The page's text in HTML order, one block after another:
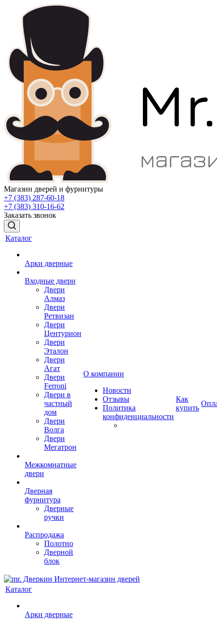
Магазин дверей и фурнитуры
+7 (383) 287-60-18
+7 (383) 310-16-62
Заказать звонок
Каталог
Арки дверные
Входные двери
Двери
Алмаз
Двери
Ретвизан
Двери
Центурион
Двери
Эталон
Двери
Агат
Двери
Ferroni
Двери в
частный
дом
Двери
Волга
Двери
Мегатрон
Межкомнатные
двери
Дверная
фурнитура
Дверные
ручки
Распродажа
Полотно
Дверной
блок
О компании
Новости
Отзывы
Политика
конфиденциальности
Как
купить
Каталог
Арки дверные